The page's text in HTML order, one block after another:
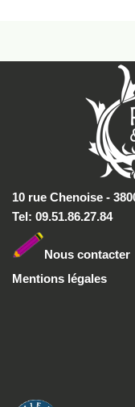
10 rue Chenoise -
Tel: 09.51.86.27.84
Nous contacter
Mentions légales